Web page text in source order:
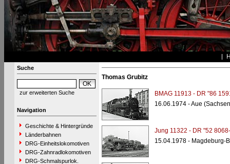
Suche
zur erweiterten Suche
Navigation
Geschichte & Hintergründe
Länderbahnen
DRG-Einheitslokomotiven
DRG-Zahnradlokomotiven
DRG-Schmalspurlok.
Thomas Grubitz
BMAG 11913 - DR "86
16.06.1974 - Aue
Jung 11322 - DR "52
15.04.1978 - Magdeburg-